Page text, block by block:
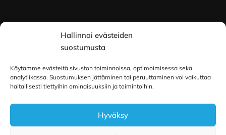
Hallinnoi evästeiden
suostumusta
Käytämme evästeitä sivuston toiminnoissa, optimoimisessa sekä
analytiikassa. Suostumuksen jättäminen tai peruuttaminen voi vaikuttaa
haitallisesti tiettyihin ominaisuuksiin ja toimintoihin.
Hyväksy
Myymälä ja keskusvarasto
Siltavuorenranta 18
00170 Helsinki
Oulu
Kauppurienkatu 34
90100 Oulu